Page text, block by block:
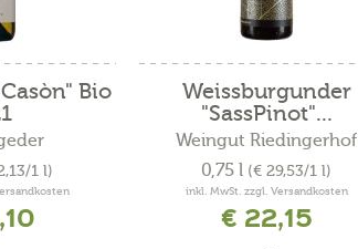
Bio
1 l)
Weissburgunder
"SassPinot"...
Weingut Riedingerhof
0,75 l (€ 29,53/1 l)
inkl. MwSt. zzgl. Versandkosten
€ 22,15